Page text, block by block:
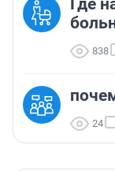
Где
838
24